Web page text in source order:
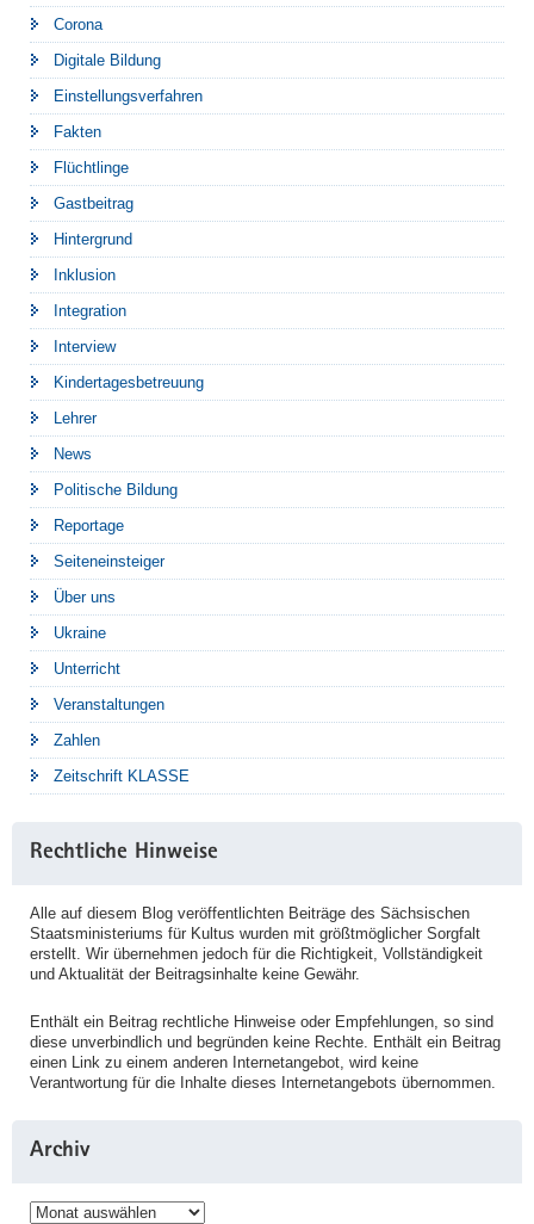
Corona
Digitale Bildung
Einstellungsverfahren
Fakten
Flüchtlinge
Gastbeitrag
Hintergrund
Inklusion
Integration
Interview
Kindertagesbetreuung
Lehrer
News
Politische Bildung
Reportage
Seiteneinsteiger
Über uns
Ukraine
Unterricht
Veranstaltungen
Zahlen
Zeitschrift KLASSE
Rechtliche Hinweise
Alle auf diesem Blog veröffentlichten Beiträge des Sächsischen
Staatsministeriums für Kultus wurden mit größtmöglicher Sorgfalt
erstellt. Wir übernehmen jedoch für die Richtigkeit, Vollständigkeit
und Aktualität der Beitragsinhalte keine Gewähr.
Enthält ein Beitrag rechtliche Hinweise oder Empfehlungen, so sind
diese unverbindlich und begründen keine Rechte. Enthält ein Beitrag
einen Link zu einem anderen Internetangebot, wird keine
Verantwortung für die Inhalte dieses Internetangebots übernommen.
Archiv
Archiv